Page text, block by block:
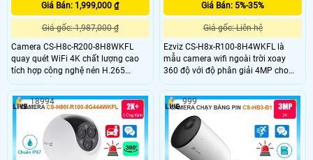
Giá Bán: 1,999,000 ₫
Giá gốc: 1,987,000 ₫
Camera CS-H8c-R200-8H8WKFL
quay quét WiFi 4K chất lượng cao
tích hợp công nghệ nén H.265
camera nổi bật với khả năng phát
hiện người, phương tiện, theo dõi
chuyển động thông minh và cảnh
báo hiệu quả bằng còi, đèn chớp.
Với hồng ngoại 30m, đèn trợ sáng
20m, đàm thoại 2 chiều và tiêu
chuẩn IP65, đây là lựa chọn lý tưởng
Giá Bán: 5%-35%
Giá gốc: Liên hệ
Ezviz CS-H8x-R100-8H4WKFL là
mẫu camera wifi ngoài trời xoay
360 độ với độ phân giải 4MP cho
chất lượng hình ảnh sắc nét.
Camera hỗ trợ các tính năng nổi bật
như phát hiện người và phương tiện
công nghệ AI độ chính xác cao, thu
phóng tự động theo dõi chuyển
động, quan sát ban đêm có màu
giúp bảo vệ an ninh tối ưu.
18994 999